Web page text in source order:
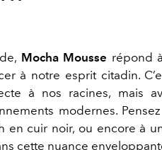
Mocha Mousse répond
à notre esprit citadin.
à nos racines, mais
modernes.
en cuir noir, ou encore à
cette nuance